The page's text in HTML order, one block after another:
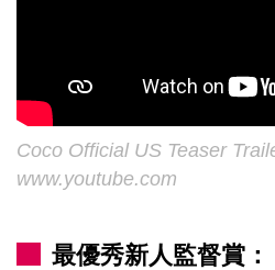
Coco Official US Teaser
www.youtube.com
最優秀新人監督賞